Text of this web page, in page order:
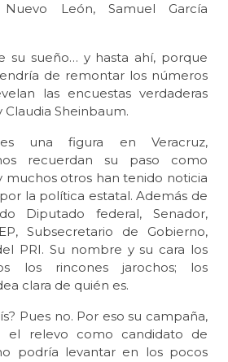
Nuevo León, Samuel García
su sueño… y hasta ahí, porque
de remontar los números
las encuestas verdaderas
Claudia Sheinbaum.
una figura en Veracruz,
recuerdan su paso como
muchos otros han tenido noticia
la política estatal. Además de
Diputado federal, Senador,
Subsecretario de Gobierno,
PRI. Su nombre y su cara los
los rincones jarochos; los
clara de quién es.
Pues no. Por eso su campaña,
el relevo como candidato de
podría levantar en los pocos